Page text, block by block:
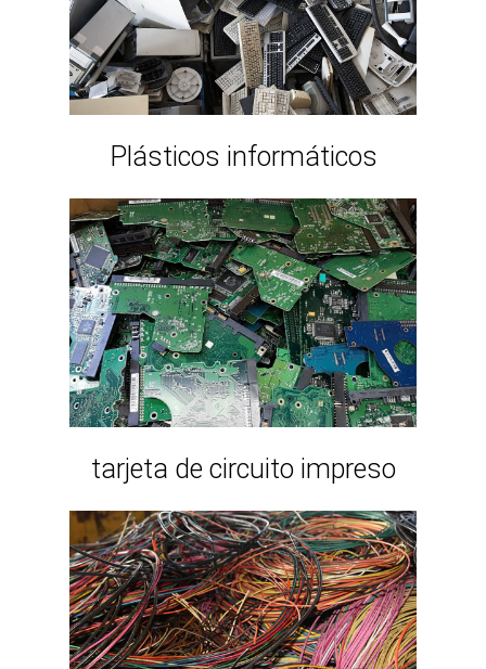
Plásticos informáticos
tarjeta de circuito impreso